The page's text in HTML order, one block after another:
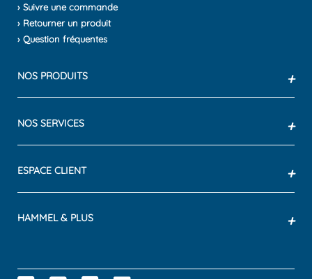
› Suivre une commande
› Retourner un produit
› Question fréquentes
NOS PRODUITS +
NOS SERVICES +
ESPACE CLIENT +
HAMMEL & PLUS +